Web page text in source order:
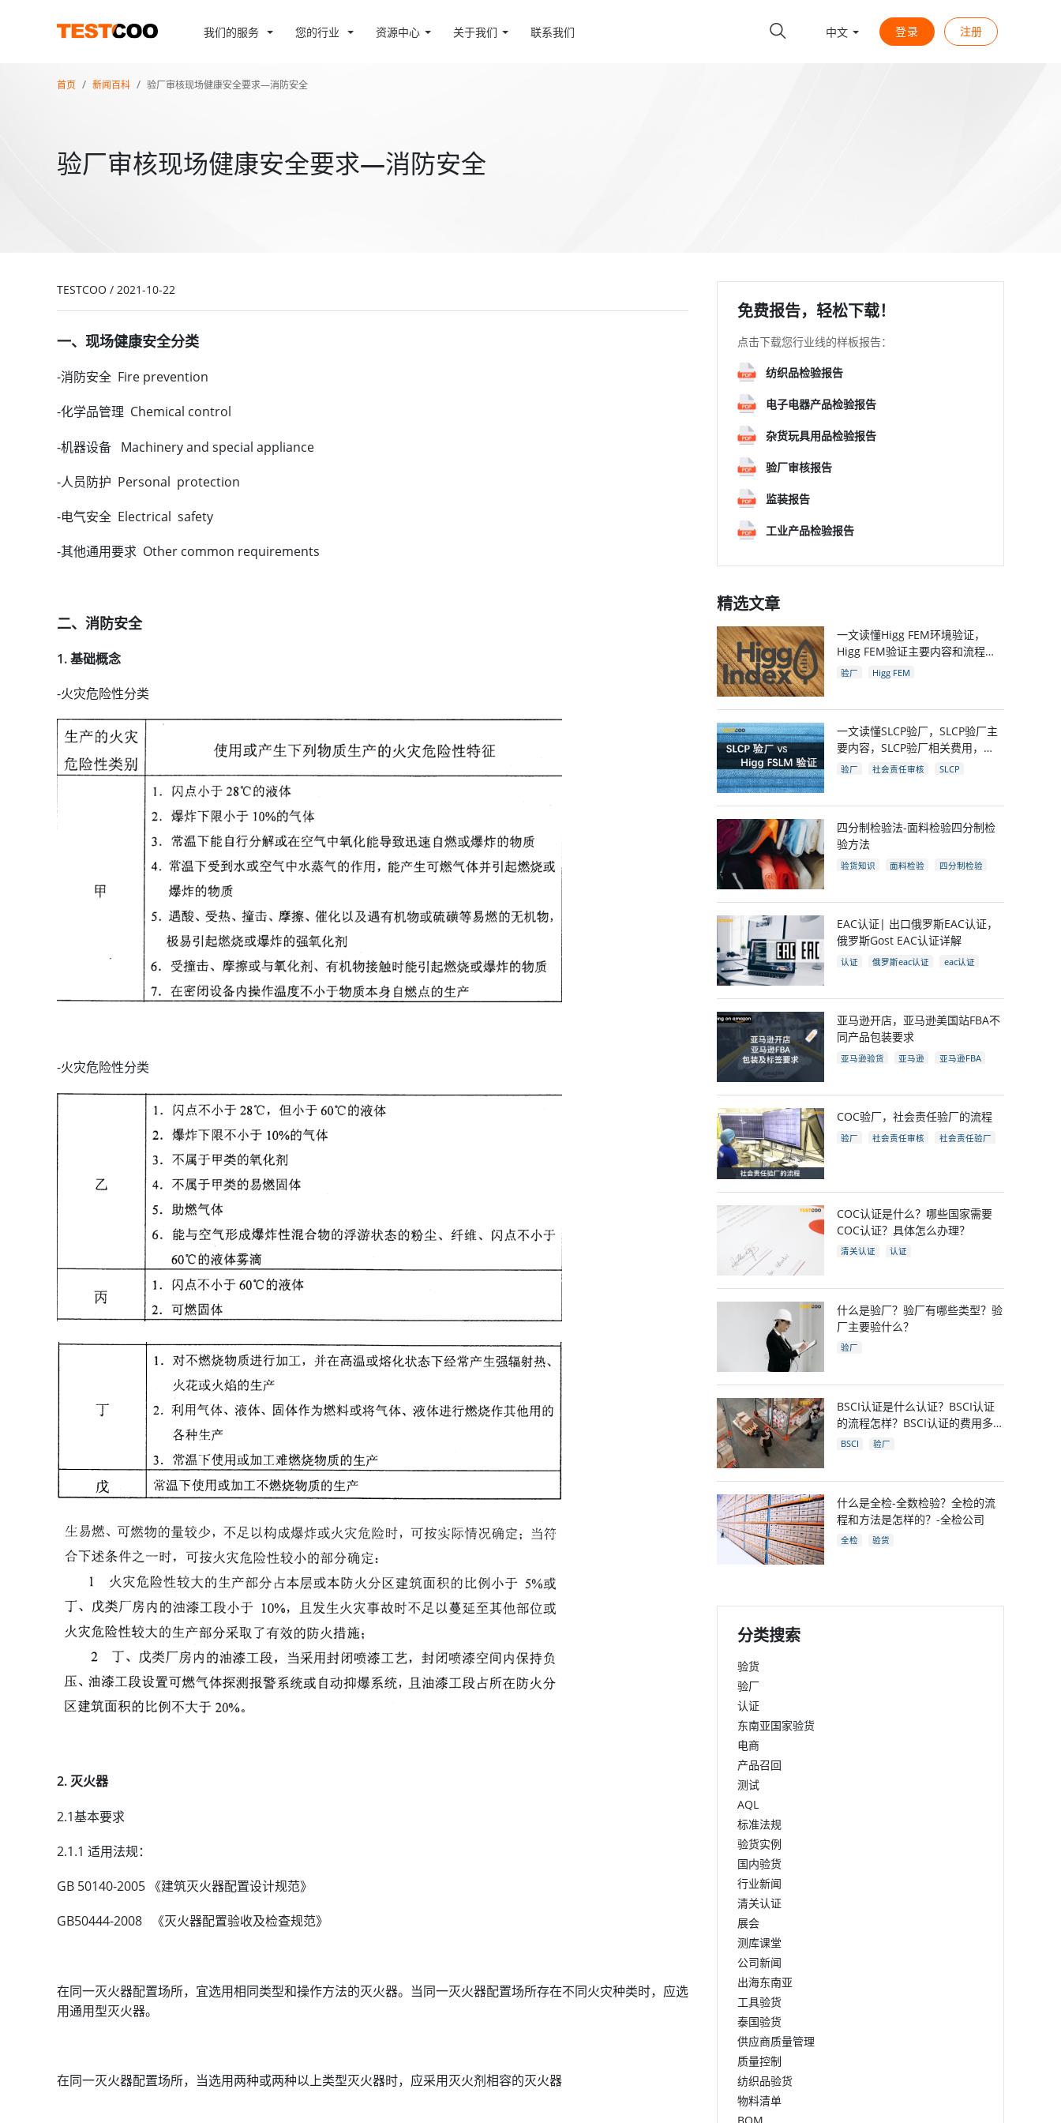
我们的服务 您的行业 资源中心 关于我们 联系我们 中文 登录 注册
首页 新闻百科 验厂审核现场健康安全要求—消防安全
验厂审核现场健康安全要求—消防安全
TESTCOO / 2021-10-22
一、现场健康安全分类
-消防安全 Fire prevention
-化学品管理 Chemical control
-机器设备 Machinery and special appliance
-人员防护 Personal protection
-电气安全 Electrical safety
-其他通用要求 Other common requirements
二、消防安全
1. 基础概念
-火灾危险性分类
-火灾危险性分类
2. 灭火器
2.1基本要求
2.1.1 适用法规：
GB 50140-2005 《建筑灭火器配置设计规范》
GB50444-2008 《灭火器配置验收及检查规范》
在同一灭火器配置场所，宜选用相同类型和操作方法的灭火器。当同一灭火器配置场所存在不同火灾种类时，应选
用通用型灭火器。
在同一灭火器配置场所，当选用两种或两种以上类型灭火器时，应采用灭火剂相容的灭火器
免费报告，轻松下载！
点击下载您行业线的样板报告：
纺织品检验报告
电子电器产品检验报告
杂货玩具用品检验报告
验厂审核报告
监装报告
工业产品检验报告
精选文章
一文读懂Higg FEM环境验证，
Higg FEM验证主要内容和流程，
和Higg验厂关系
验厂 Higg FEM
一文读懂SLCP验厂，SLCP验厂主
要内容，SLCP验厂相关费用，
SLCP企业自评及审核流程
验厂 社会责任审核 SLCP
四分制检验法-面料检验四分制检
验方法
验货知识 面料检验 四分制检验
EAC认证| 出口俄罗斯EAC认证，
俄罗斯Gost EAC认证详解
认证 俄罗斯eac认证
eac认证
亚马逊开店，亚马逊美国站FBA不
同产品包装要求
亚马逊验货 亚马逊
亚马逊FBA
电商
跨境电商
COC验厂，社会责任验厂的流程
验厂 社会责任审核
社会责任验厂
COC认证是什么？哪些国家需要
COC认证？具体怎么办理？
清关认证 认证
什么是验厂？验厂有哪些类型？验
厂主要验什么？
验厂
BSCI认证是什么认证？BSCI认证
的流程怎样？BSCI认证的费用多
少？
BSCI 验厂
什么是全检-全数检验？全检的流
程和方法是怎样的？-全检公司
全检 验货
分类搜索
验货
验厂
认证
东南亚国家验货
电商
产品召回
测试
AQL
标准法规
验货实例
国内验货
行业新闻
清关认证
展会
测库课堂
公司新闻
出海东南亚
工具验货
泰国验货
供应商质量管理
质量控制
纺织品验货
物料清单